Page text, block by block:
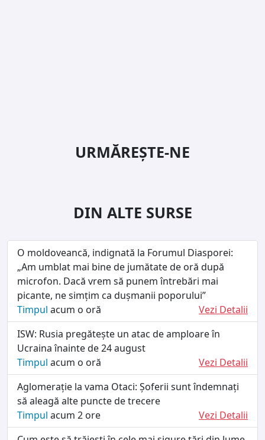
URMĂREȘTE-NE
DIN ALTE SURSE
O moldoveancă, indignată la Forumul Diasporei:
„Am umblat mai bine de jumătate de oră după
microfon. Dacă vrem să punem întrebări mai
picante, ne simțim ca dușmanii poporului”
Timpul acum o oră
Vezi Detalii
ISW: Rusia pregătește un atac de amploare în
Ucraina înainte de 24 august
Timpul acum o oră
Vezi Detalii
Aglomerație la vama Otaci: Șoferii sunt îndemnați
să aleagă alte puncte de trecere
Timpul acum 2 ore
Vezi Detalii